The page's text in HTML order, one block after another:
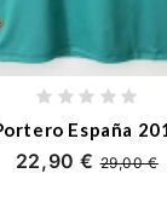
España
22,90 €29,00 €